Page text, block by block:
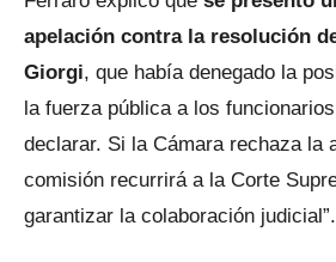
apelación contra la resolución
Giorgi, que había denegado la
la fuerza pública a los
declarar. Si la Cámara rechaza la
comisión recurrirá a la Corte
garantizar la colaboración judicial”.